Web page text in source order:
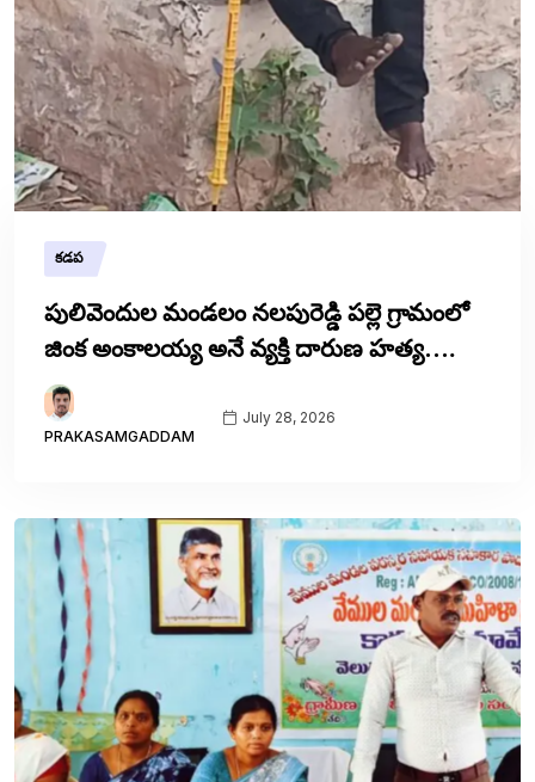
కడప
పులివెందుల మండలం నలపురెడ్డి పల్లె గ్రామంలో
జింక అంకాలయ్య అనే వ్యక్తి దారుణ హత్య….
PRAKASAMGADDAM
July 28, 2026